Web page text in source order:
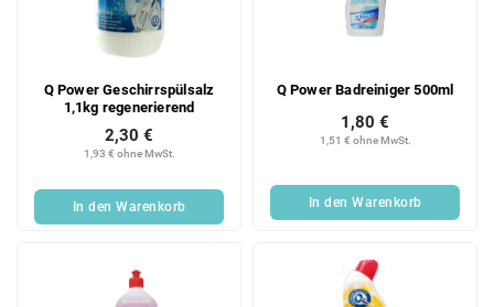
Q Power Geschirrspülsalz
1,1kg regenerierend
1,93 € ohne MwSt.
2,30 €
In den Warenkorb
Q Power Badreiniger 500ml
1,51 € ohne MwSt.
1,80 €
In den Warenkorb